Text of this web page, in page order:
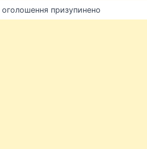
оголошення призупинено